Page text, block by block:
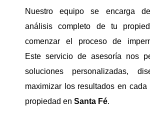
Nuestro equipo se encarga
análisis completo de tu
comenzar el proceso de
Este servicio de asesoría nos
soluciones personalizadas,
maximizar los resultados en cada
propiedad en Santa Fé.